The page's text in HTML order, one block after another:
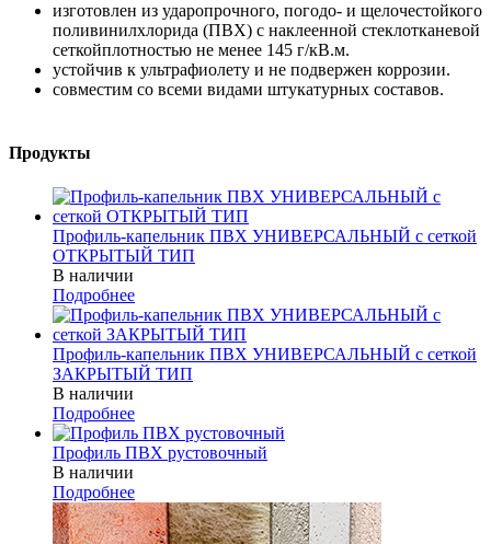
изготовлен из ударопрочного, погодо- и щелочестойкого
поливинилхлорида (ПВХ) с наклеенной стеклотканевой
сеткойплотностью не менее 145 г/кВ.м.
устойчив к ультрафиолету и не подвержен коррозии.
совместим со всеми видами штукатурных составов.
Продукты
Профиль-капельник ПВХ УНИВЕРСАЛЬНЫЙ с сеткой
ОТКРЫТЫЙ ТИП
В наличии
Подробнее
Профиль-капельник ПВХ УНИВЕРСАЛЬНЫЙ с сеткой
ЗАКРЫТЫЙ ТИП
В наличии
Подробнее
Профиль ПВХ рустовочный
В наличии
Подробнее